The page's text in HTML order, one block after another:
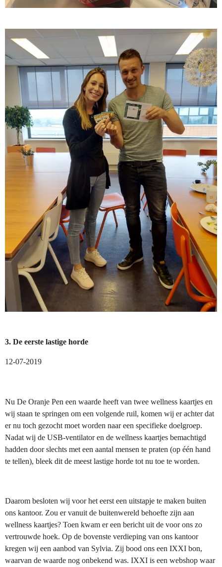
3. De eerste lastige horde
12-07-2019
Nu De Oranje Pen een waarde heeft van twee wellness kaartjes en
wij staan te springen om een volgende ruil, komen wij er achter dat
er nu toch gezocht moet worden naar een specifieke doelgroep.
Nadat wij de USB-ventilator en de wellness kaartjes bemachtigd
hadden door slechts met een aantal mensen te praten (op één hand
te tellen), bleek dit de meest lastige horde tot nu toe te worden.
Daarom besloten wij voor het eerst een uitstapje te maken buiten
ons kantoor. Zou er vanuit de buitenwereld behoefte zijn aan
wellness kaartjes? Toen kwam er een bericht uit de voor ons zo
vertrouwde hoek. Op de bovenste verdieping van ons kantoor
kregen wij een aanbod van Sylvia. Zij bood ons een IXXI bon,
waarvan de waarde nog onbekend was. IXXI is een webshop waar